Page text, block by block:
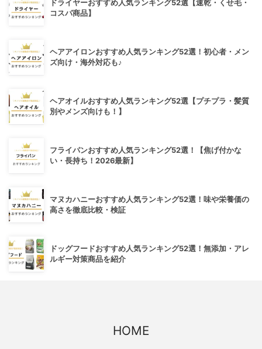
ドライヤーおすすめ人気ランキング52選【速乾・くせ毛・
コスパ商品】
ヘアアイロンおすすめ人気ランキング52選！初心者・メン
ズ向け・海外対応も♪
ヘアオイルおすすめ人気ランキング52選【プチプラ・髪質
別やメンズ向けも！】
フライパンおすすめ人気ランキング52選！【焦げ付かな
い・長持ち！2026最新】
マヌカハニーおすすめ人気ランキング52選！味や栄養価の
高さを徹底比較・検証
ドッグフードおすすめ人気ランキング52選！無添加・アレ
ルギー対策商品を紹介
HOME